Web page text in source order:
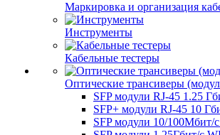
Маркировка и организация
Инструменты
Кабельные тестеры
Оптические трансиверы
SFP модули RJ-45 1.25
SFP+ модули RJ-45 10
SFP модули 10/100Мбит/